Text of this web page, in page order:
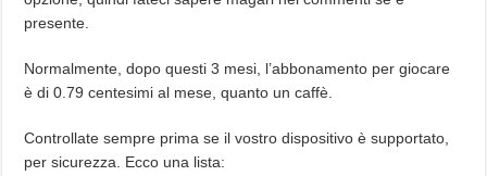
presente.
Normalmente, dopo questi 3 mesi, l’abbonamento per giocare
è di 0.79 centesimi al mese, quanto un caffè.
Controllate sempre prima se il vostro dispositivo è supportato,
per sicurezza. Ecco una lista: